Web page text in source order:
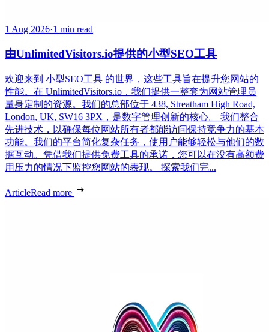
1 Aug 2026·1 min read
由UnlimitedVisitors.io提供的小型SEO工具
欢迎来到 小型SEO工具 的世界，这些工具旨在提升您网站的
性能。在 UnlimitedVisitors.io，我们提供一整套为网站管理员
量身定制的资源。我们的总部位于 438, Streatham High Road,
London, UK, SW16 3PX，是数字管理创新的核心。 我们整合
先进技术，以确保每位网站所有者都能访问保持竞争力的基本
功能。我们的平台简化复杂任务，使用户能够轻松与他们的数
据互动。凭借我们提供免费工具的承诺，您可以在没有高额费
用压力的情况下监控您网站的表现。 探索我们完...
ArticleRead more